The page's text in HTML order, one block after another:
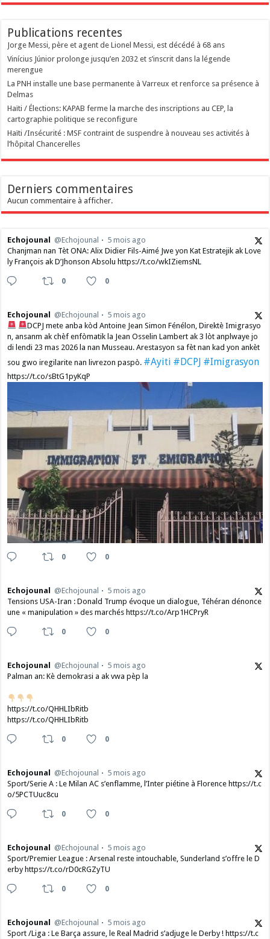
Publications recentes
Jorge Messi, père et agent de Lionel Messi, est décédé à 68 ans
Vinícius Júnior prolonge jusqu’en 2032 et s’inscrit dans la légende
merengue
La PNH installe une base permanente à Varreux et renforce sa présence à
Delmas
Haïti / Élections: KAPAB ferme la marche des inscriptions au CEP, la
cartographie politique se reconfigure
Haïti /Insécurité : MSF contraint de suspendre à nouveau ses activités à
l’hôpital Chancerelles
Derniers commentaires
Aucun commentaire à afficher.
Echojounal @Echojounal
5 mois ago
Chanjman nan Tèt ONA: Alix Didier Fils-Aimé Jwe yon Kat Estratejik ak Love
ly François ak D’Jhonson Absolu https://t.co/wkIZiemsNL
0 0
Echojounal @Echojounal
5 mois ago
DCPJ mete anba kòd Antoine Jean Simon Fénélon, Direktè Imigrasyo
n, ansanm ak chèf enfòmatik la Jean Osselin Lambert ak 3 lòt anplwaye jo
di lendi 23 mas 2026 la nan Musseau. Arestasyon sa fèt nan kad yon ankèt
sou gwo iregilarite nan livrezon paspò. #Ayiti #DCPJ #Imigrasyon
https://t.co/sBtG1pyKqP
0 0
Echojounal @Echojounal
5 mois ago
Tensions USA-Iran : Donald Trump évoque un dialogue, Téhéran dénonce
une « manipulation » des marchés https://t.co/Arp1HCPryR
0 0
Echojounal @Echojounal
5 mois ago
Palman an: Kè demokrasi a ak vwa pèp la
https://t.co/QHHLIbRitb
https://t.co/QHHLIbRitb
0 0
Echojounal @Echojounal
5 mois ago
Sport/Serie A : Le Milan AC s’enflamme, l’Inter piétine à Florence https://t.c
o/5PCTUuc8cu
0 0
Echojounal @Echojounal
5 mois ago
Sport/Premier League : Arsenal reste intouchable, Sunderland s’offre le D
erby https://t.co/rD0cRGZyTU
0 0
Echojounal @Echojounal
5 mois ago
Sport /Liga : Le Barça assure, le Real Madrid s’adjuge le Derby ! https://t.c